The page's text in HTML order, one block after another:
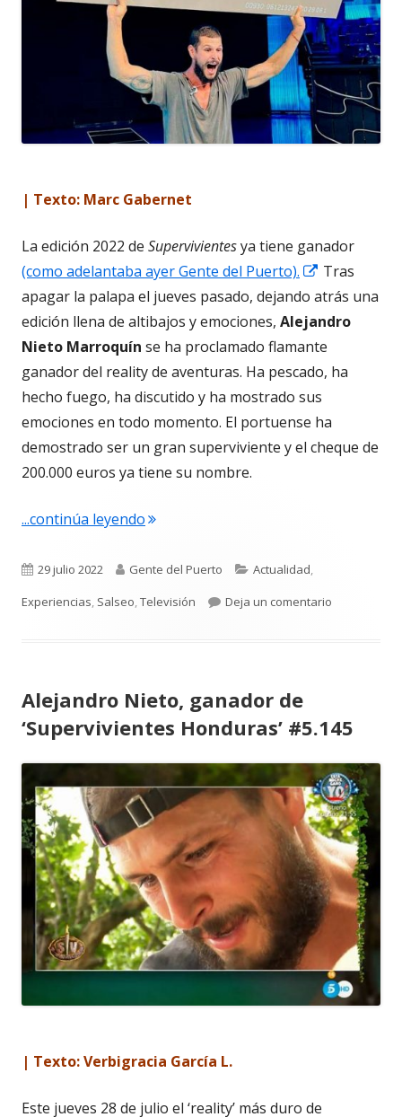
| Texto: Marc Gabernet
La edición 2022 de Supervivientesya tiene ganador
(como adelantaba ayer Gente del Puerto).
Abrir
en
una
ventana
nueva
Tras
apagar la palapa el jueves pasado, dejando atrás una
edición llena de altibajos y emociones, Alejandro
Nieto Marroquín se ha proclamado flamante
ganador del realityde aventuras. Ha pescado, ha
hecho fuego, ha discutido y ha mostrado sus
emociones en todo momento. El portuense ha
demostrado ser un gran superviviente y el cheque de
200.000 euros ya tiene su nombre.
...continúa leyendo"Así fue la victoria de Alejandro Nieto
Publicado
el
29 julio 2022 Autor
Gente del Puerto Categorías
Actualidad,
Experiencias, Salseo,Televisión Deja un comentario
Alejandro Nieto, ganador de
‘Supervivientes Honduras’ #5.145
| Texto: Verbigracia García L.
Este jueves 28 de julio el ‘reality’ más duro de